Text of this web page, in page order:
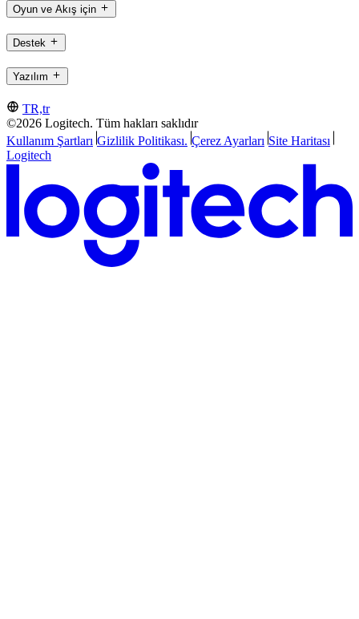
Oyun ve Akış için
Destek
Yazılım
TR,tr
©2026 Logitech. Tüm hakları saklıdır
Kullanım Şartları Gizlilik Politikası. Çerez Ayarları Site Haritası
Logitech